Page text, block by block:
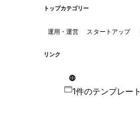
トップカテゴリー
運用・運営 スタートアップ
リンク
1件のテンプレート